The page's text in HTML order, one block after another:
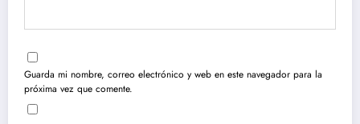
Guarda mi nombre, correo electrónico y web en este navegador para la
próxima vez que comente.